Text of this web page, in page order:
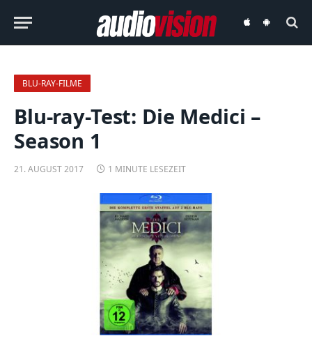
audiovisionaudiovision
BLU-RAY-FILME
Blu-ray-Test: Die Medici –
Season 1
21. AUGUST 2017 1 MINUTE LESEZEIT